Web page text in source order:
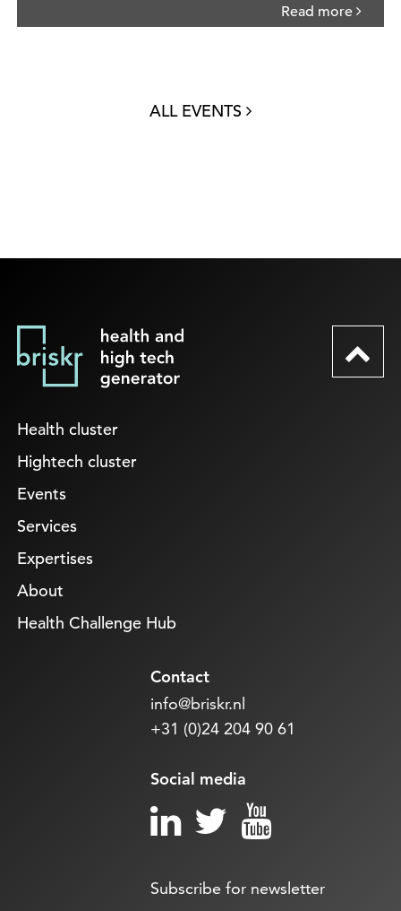
Read more
ALL EVENTS
Health cluster
Hightech cluster
Events
Services
Expertises
About
Health Challenge Hub
Contact
info@briskr.nl
+31 (0)24 204 90 61
Social media
Subscribe for newsletter